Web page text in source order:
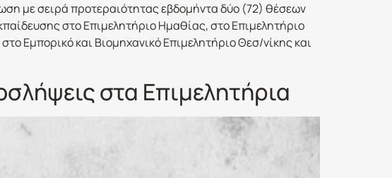
με σειρά προτεραιότητας εβδομήντα δύο (72) θέσεων
στο Επιμελητήριο Ημαθίας, στο Επιμελητήριο
Εμπορικό και Βιομηχανικό Επιμελητήριο Θεσ/νίκης και
στα Επιμελητήρια